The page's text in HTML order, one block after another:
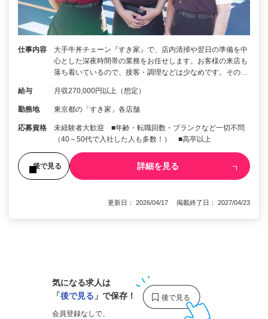
仕事内容
大手牛丼チェーン『すき家』で、店内清掃や翌日の準備を中
心とした深夜時間帯の業務をお任せします。お客様の来店も
落ち着いているので、接客・調理などは少なめです。その…
給与 月収270,000円以上（想定）
勤務地 東京都の「すき家」各店舗
応募資格
未経験者大歓迎 ■年齢・転職回数・ブランクなど一切不問
（40～50代で入社した人も多数！） ■高卒以上
後で見る 詳細を見る
更新日： 2026/04/17 掲載終了日： 2027/04/23
気になる求人は
「後で見る 」で保存！
会員登録なしで、